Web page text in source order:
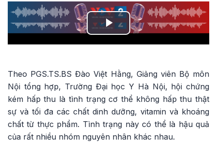
Play
Theo PGS.TS.BS Đào Việt Hằng, Giảng viên Bộ môn
Nội tổng hợp, Trường Đại học Y Hà Nội, hội chứng
kém hấp thu là tình trạng cơ thể không hấp thu thật
sự và tối đa các chất dinh dưỡng, vitamin và khoáng
chất từ thực phẩm. Tình trạng này có thể là hậu quả
của rất nhiều nhóm nguyên nhân khác nhau.